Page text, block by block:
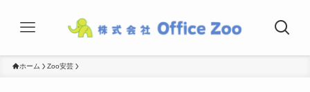
ホーム Zoo安芸